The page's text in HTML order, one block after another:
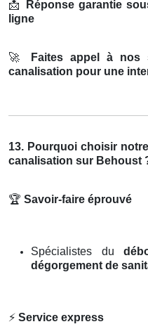
📩
Réponse garantie
ligne
🚀
Faites appel à nos
canalisation pour une
13. Pourquoi choisir
canalisation sur Behoust
🏆 Savoir-faire éprouvé
Spécialistes du
dégorgement de
⚡ Service express